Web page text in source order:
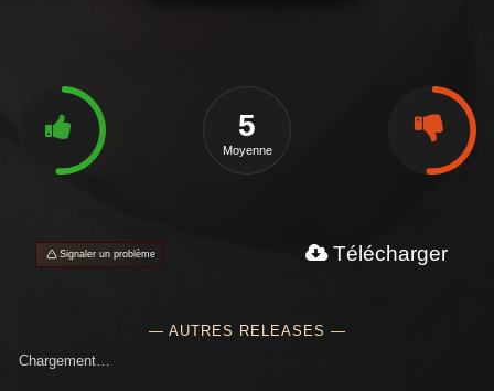
5
Moyenne
Signaler un problème Télécharger
— AUTRES RELEASES —
Chargement…